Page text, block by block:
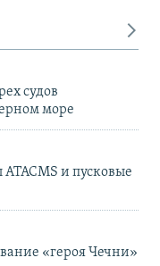
судов
море
и пусковые
«героя Чечни»